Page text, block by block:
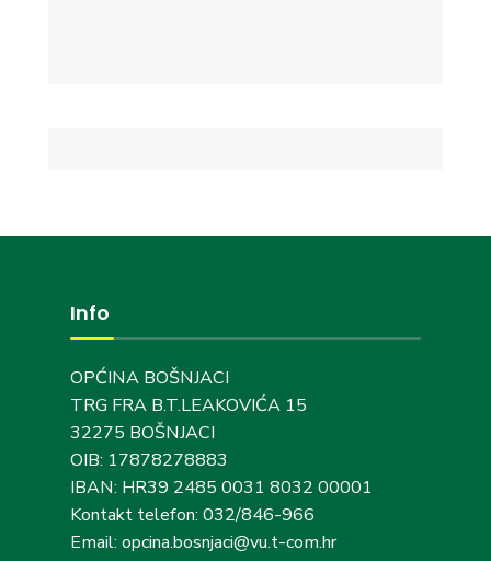
Info
OPĆINA BOŠNJACI
TRG FRA B.T.LEAKOVIĆA 15
32275 BOŠNJACI
OIB: 17878278883
IBAN: HR39 2485 0031 8032 00001
Kontakt telefon: 032/846-966
Email: opcina.bosnjaci@vu.t-com.hr